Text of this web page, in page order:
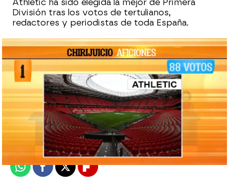
Athletic ha sido elegida la mejor de Primera
División tras los votos de tertulianos,
redactores y periodistas de toda España.
mega
Madrid
Publicado:12 de febrero de 2018, 12:51
WhatsappFacebook
X Flipboard